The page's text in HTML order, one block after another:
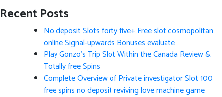
Recent Posts
No deposit Slots forty five+ Free slot cosmopolitan
online Signal-upwards Bonuses evaluate
Play Gonzo’s Trip Slot Within the Canada Review &
Totally free Spins
Complete Overview of Private investigator Slot 100
free spins no deposit reviving love machine game